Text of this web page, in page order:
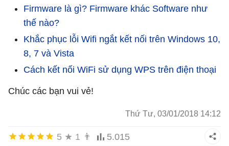
Firmware là gì? Firmware khác Software như
thế nào?
Khắc phục lỗi Wifi ngắt kết nối trên Windows 10,
8, 7 và Vista
Cách kết nối WiFi sử dụng WPS trên điện thoại
Chúc các bạn vui vẻ!
Thứ Tư, 03/01/2018 14:12
5 ★ 1 👨 5.015